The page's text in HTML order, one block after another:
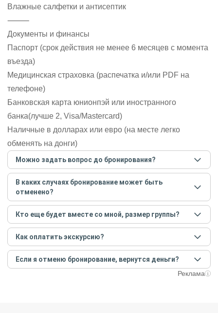
Влажные салфетки и антисептик
⸻
Документы и финансы
Паспорт (срок действия не менее 6 месяцев с момента
въезда)
Медицинская страховка (распечатка и/или PDF на
телефоне)
Банковская карта юнионпэй или иностранного
банка(лучше 2, Visa/Mastercard)
Наличные в долларах или евро (на месте легко
обменять на донги)
Можно задать вопрос до бронирования?
Достаточно перейти по ссылке «Задать вопрос» и
написать гиду. Платить при этом не нужно. Сначала
согласуйте с гидом интересующие вас вопросы и после
этого бронируйте экскурсию.Задать вопрос.
В каких случаях бронирование может быть
отменено?
Только в случае неблагоприятных погодных условий,
например, если экскурсия на кораблике, а по прогнозу
погоды аномально-сильный ветер. При этом гид
предупредит вас об отмене, а мы вернем предоплату на
карту. Во всех остальных случаях экскурсия состоится.
Кто еще будет вместе со мной, размер группы?
Если экскурсия индивидуальная, гид проведет встречу
только для вас и вашей компании. Если групповая — на
экскурсии будут другие участники, размер зависит от
условий конкретной экскурсии.
Как оплатить экскурсию?
Создайте заказ на удобную дату и время, и внесите
предоплату как можно скорее, чтобы другие
путешественники не заняли ваше место. После этого
Если я отменю бронирование, вернутся деньги?
При отмене за 48 часов или раньше мы вернем всюРеклама